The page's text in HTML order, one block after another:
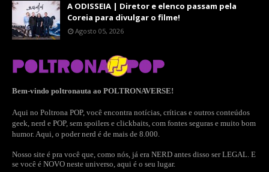
A ODISSEIA | Diretor e elenco passam pela
Coreia para divulgar o filme!
Agosto 05, 2026
Bem-vindo poltronauta ao POLTRONAVERSE!
Aqui no Poltrona POP, você encontra notícias, críticas e outros conteúdos
geek, nerd e POP, sem spoilers e clickbaits, com fontes seguras e muito bom
humor. Aqui, o poder nerd é de mais de 8.000.
Nosso site é pra você que, como nós, já era NERD antes disso ser LEGAL. E
se você é NOVO neste universo, aqui é o seu lugar.